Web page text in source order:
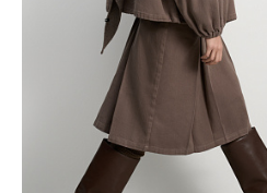
Добавить в корзину